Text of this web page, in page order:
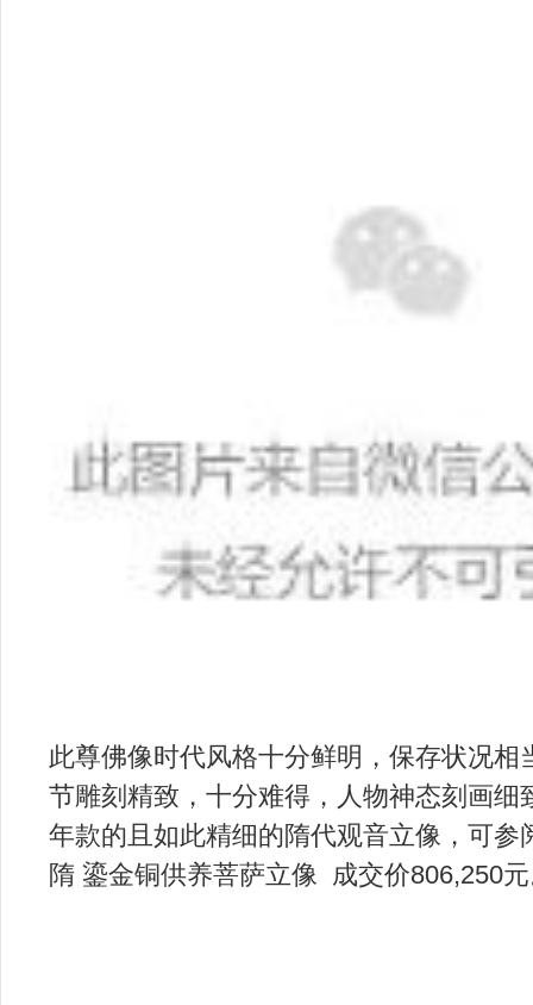
此尊佛像时代风格十分鲜明，保存状况相
节雕刻精致，十分难得，人物神态刻画细
年款的且如此精细的隋代观音立像，可参
隋 鎏金铜供养菩萨立像 成交价806,250